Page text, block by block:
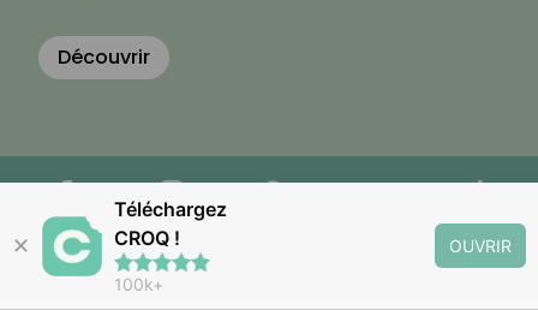
Découvrir
✕
Téléchargez
CROQ !
100k+
OUVRIR